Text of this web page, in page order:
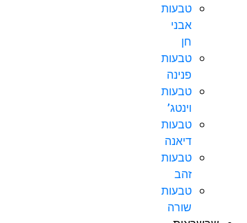
טבעות
אבני
חן
טבעות
פנינה
טבעות
וינטג’
טבעות
דיאנה
טבעות
זהב
טבעות
שורה